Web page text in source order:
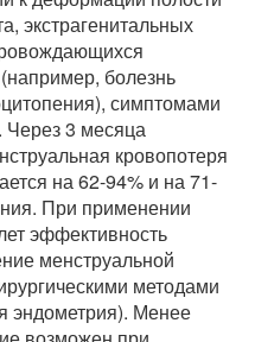
экстрагенитальных
болезнь
симптомами
Через 3 месяца
кровопотеря
на 62-94% и на 71-
При применении
эффективность
менструальной
методами
эндометрия). Менее